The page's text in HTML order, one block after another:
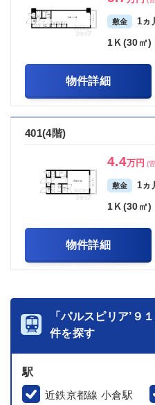
敷金 1ヵ
1Ｋ(30㎡)
物件詳細
401(4階)
4.4万円 (
敷金 1ヵ
1Ｋ(30㎡)
物件詳細
「パルスピリア’９
件を探す
駅
近鉄京都線 小倉駅